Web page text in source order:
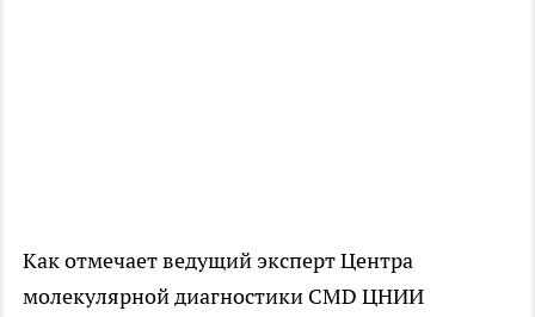
Как отмечает ведущий эксперт Центра
молекулярной диагностики CMD ЦНИИ